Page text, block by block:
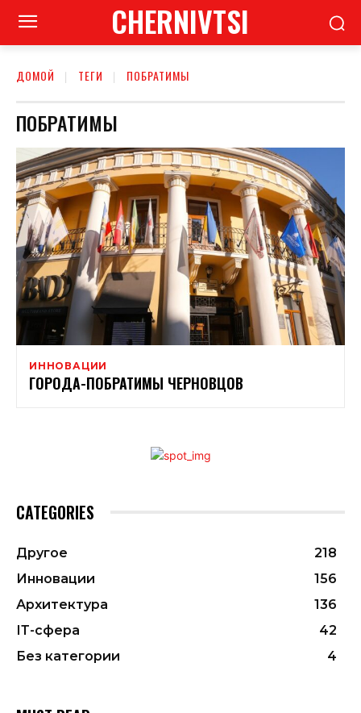
CHERNIVTSI
ДОМОЙ ТЕГИ ПОБРАТИМЫ
ПОБРАТИМЫ
ИННОВАЦИИ
ГОРОДА-ПОБРАТИМЫ ЧЕРНОВЦОВ
CATEGORIES
Другое
218
Инновации
156
Архитектура
136
ІТ-сфера
42
Без категории
4